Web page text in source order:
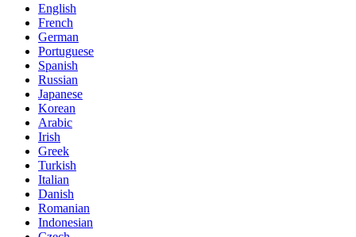
English
French
German
Portuguese
Spanish
Russian
Japanese
Korean
Arabic
Irish
Greek
Turkish
Italian
Danish
Romanian
Indonesian